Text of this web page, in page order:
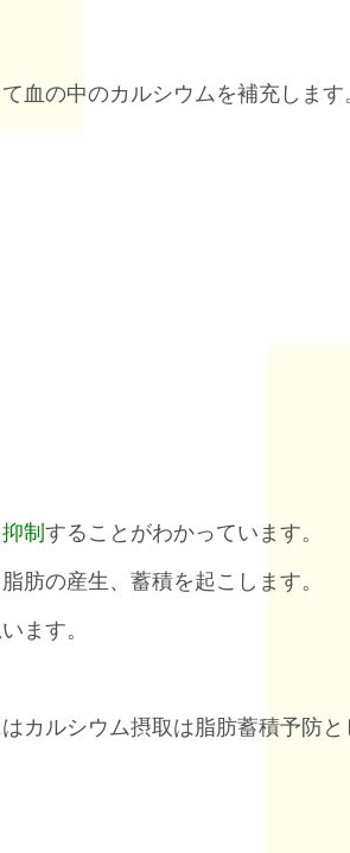
血の中のカルシウムを補充します
制することがわかっています。
肪の産生、蓄積を起こします。
ます。
カルシウム摂取は脂肪蓄積予防